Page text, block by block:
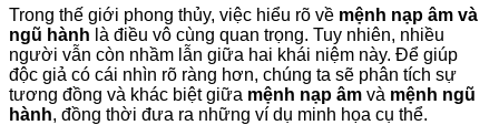
Trong thế giới phong thủy, việc hiểu rõ về mệnh nạp âm và
ngũ hành là điều vô cùng quan trọng. Tuy nhiên, nhiều
người vẫn còn nhầm lẫn giữa hai khái niệm này. Để giúp
độc giả có cái nhìn rõ ràng hơn, chúng ta sẽ phân tích sự
tương đồng và khác biệt giữa mệnh nạp âm và mệnh ngũ
hành, đồng thời đưa ra những ví dụ minh họa cụ thể.